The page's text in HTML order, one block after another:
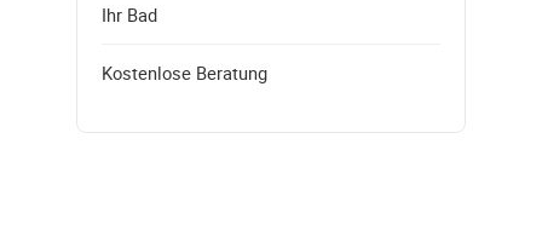
Ihr Bad
Kostenlose Beratung